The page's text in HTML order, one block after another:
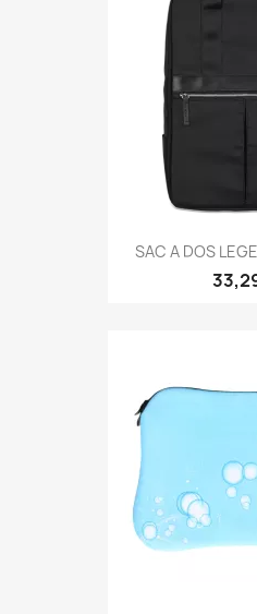
SAC A DOS